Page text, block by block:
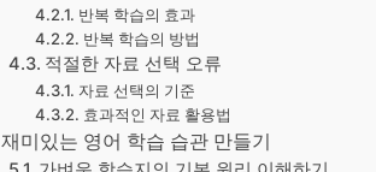
반복 학습의 효과
반복 학습의 방법
적절한 자료 선택 오류
자료 선택의 기준
효과적인 자료 활용법
재미있는 영어 학습 습관 만들기